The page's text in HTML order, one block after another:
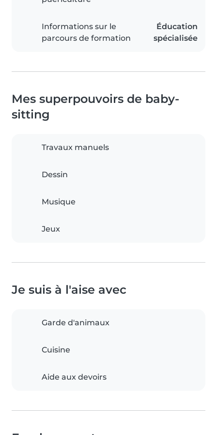
Informations sur le
parcours de formation
Éducation
spécialisée
Mes superpouvoirs de baby-
sitting
Travaux manuels
Dessin
Musique
Jeux
Je suis à l'aise avec
Garde d'animaux
Cuisine
Aide aux devoirs